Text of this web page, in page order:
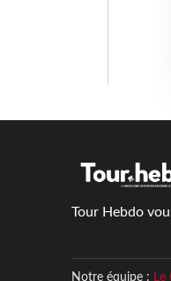
Tour Hebdo
Notre équipe : Le